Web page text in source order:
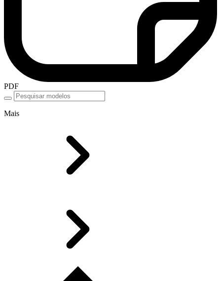
PDF
Mais